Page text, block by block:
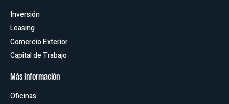
Inversión
Leasing
Comercio Exterior
Capital de Trabajo
Más Información
Oficinas